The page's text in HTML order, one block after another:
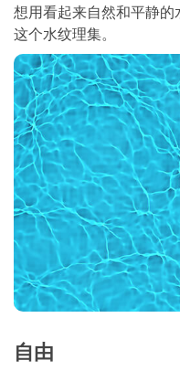
想用看起来自然和平静
这个水纹理集。
自由